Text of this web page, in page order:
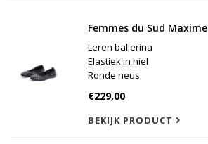
Femmes du Sud Maxime
Leren ballerina
Elastiek in hiel
Ronde neus
Zacht voetbed
Klein hakje
€229,00
BEKIJK PRODUCT